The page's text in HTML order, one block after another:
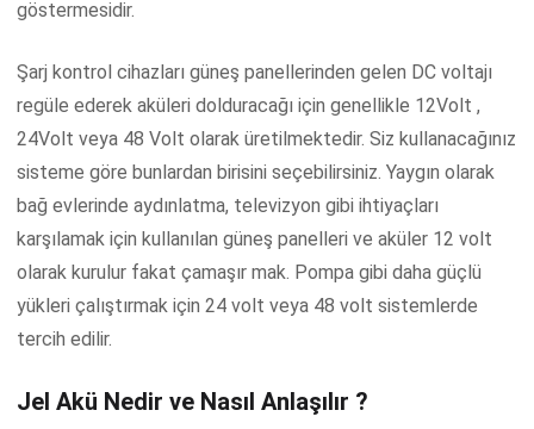
göstermesidir.
Şarj kontrol cihazları güneş panellerinden gelen DC voltajı
regüle ederek aküleri dolduracağı için genellikle 12Volt ,
24Volt veya 48 Volt olarak üretilmektedir. Siz kullanacağınız
sisteme göre bunlardan birisini seçebilirsiniz. Yaygın olarak
bağ evlerinde aydınlatma, televizyon gibi ihtiyaçları
karşılamak için kullanılan güneş panelleri ve aküler 12 volt
olarak kurulur fakat çamaşır mak. Pompa gibi daha güçlü
yükleri çalıştırmak için 24 volt veya 48 volt sistemlerde
tercih edilir.
Jel Akü Nedir ve Nasıl Anlaşılır ?